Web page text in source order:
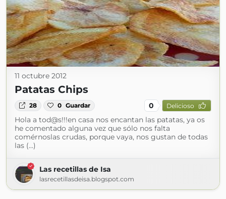
11 octubre 2012
Patatas Chips
28 0 Guardar 0 Delicioso
Hola a tod@s!!!en casa nos encantan las patatas, ya os
he comentado alguna vez que sólo nos falta
comérnoslas crudas, porque vaya, nos gustan de todas
las (...)
Las recetillas de Isa
lasrecetillasdeisa.blogspot.com